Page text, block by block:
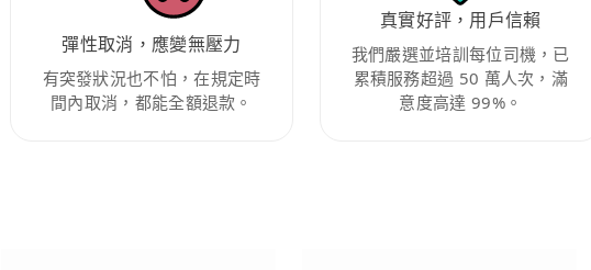
彈性取消，應變無壓力
有突發狀況也不怕，在規定時
間內取消，都能全額退款。
真實好評，用戶信賴
我們嚴選並培訓每位司機，已
累積服務超過 50 萬人次，滿
意度高達 99%。